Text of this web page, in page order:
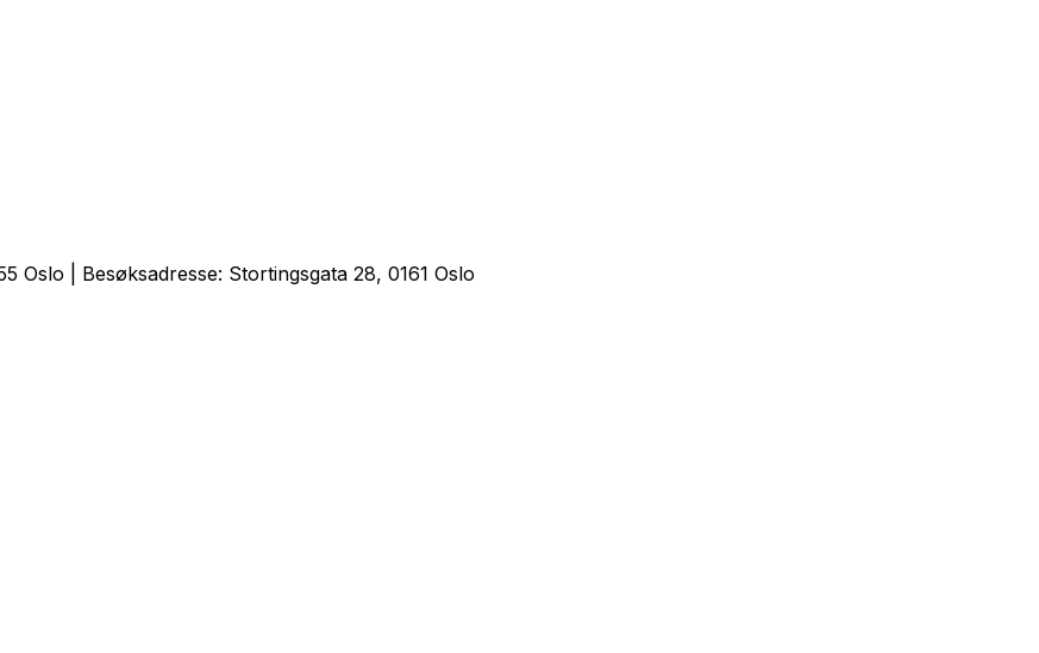
Oslo | Besøksadresse: Stortingsgata 28, 0161 Oslo